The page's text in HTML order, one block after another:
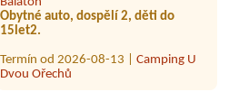
15let2.
Termín od 2026-08-13 |
Dvou Ořechů
Termín od 2026-08-03 |